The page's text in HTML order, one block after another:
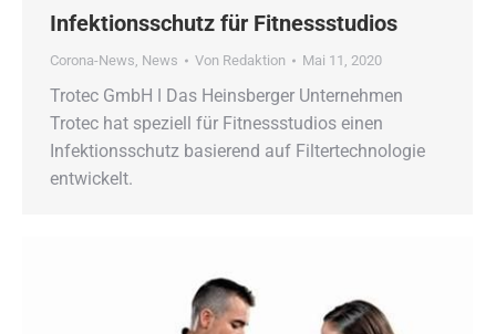
Infektionsschutz für Fitnessstudios
Corona-News, News Von Redaktion Mai 11, 2020
Trotec GmbH ǀ Das Heinsberger Unternehmen
Trotec hat speziell für Fitnessstudios einen
Infektionsschutz basierend auf Filtertechnologie
entwickelt.